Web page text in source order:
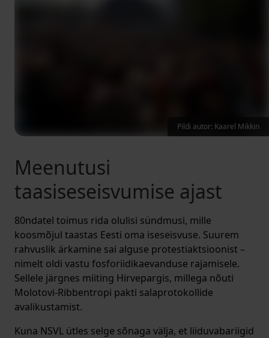
Meenutusi
taasiseseisvumise ajast
80ndatel toimus rida olulisi sündmusi, mille
koosmõjul taastas Eesti oma iseseisvuse. Suurem
rahvuslik ärkamine sai alguse protestiaktsioonist –
nimelt oldi vastu fosforiidikaevanduse rajamisele.
Sellele järgnes miiting Hirvepargis, millega nõuti
Molotovi-Ribbentropi pakti salaprotokollide
avalikustamist.
Kuna NSVL ütles selge sõnaga välja, et liiduvabariigid
Pildi autor: Kaarel Mikkin